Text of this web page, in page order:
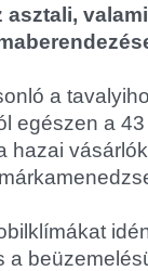
a
egészen a
hazai
a